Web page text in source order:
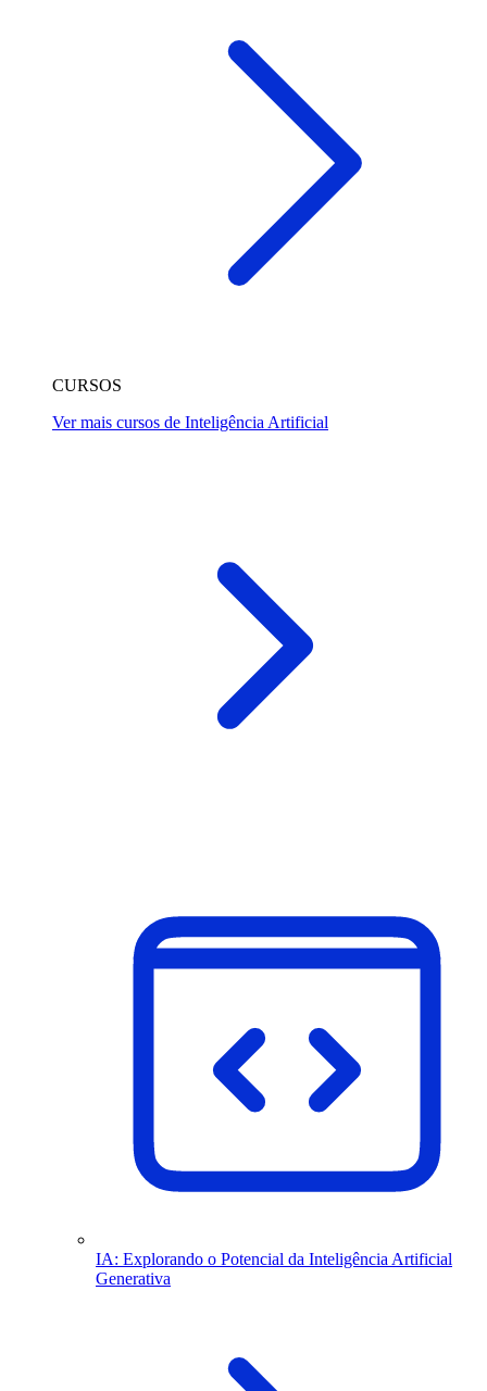
CURSOS
Ver mais cursos de Inteligência Artificial
IA: Explorando o Potencial da Inteligência Artificial
Generativa